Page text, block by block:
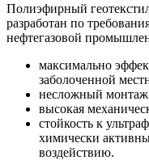
Полиэфирный
разработан по
нефтегазовой
максимально
заболоченной
несложный
высокая
стойкость к
химически
воздействию.